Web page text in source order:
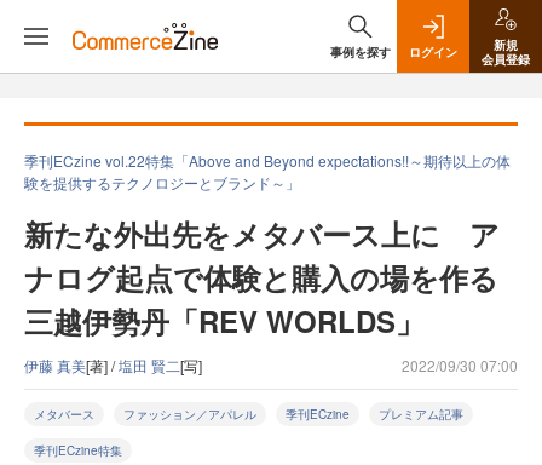
事例を探す ログイン
新規
会員登録
季刊ECzine vol.22特集「Above and Beyond expectations!!～期待以上の体
験を提供するテクノロジーとブランド～」
新たな外出先をメタバース上に ア
ナログ起点で体験と購入の場を作る
三越伊勢丹「REV WORLDS」
伊藤 真美[著] /塩田 賢二[写] 2022/09/30 07:00
メタバース ファッション／アパレル 季刊ECzine プレミアム記事
季刊ECzine特集